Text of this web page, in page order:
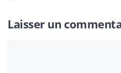
Laisser un